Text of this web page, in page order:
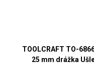
TOOLCRAFT TO-
25 mm drážka